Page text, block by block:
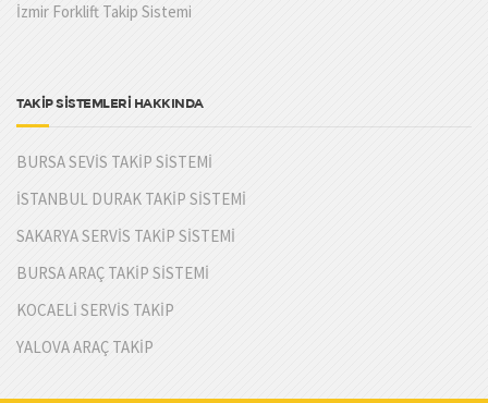
İzmir Forklift Takip Sistemi
TAKİP SİSTEMLERİ HAKKINDA
BURSA SEVİS TAKİP SİSTEMİ
İSTANBUL DURAK TAKİP SİSTEMİ
SAKARYA SERVİS TAKİP SİSTEMİ
BURSA ARAÇ TAKİP SİSTEMİ
KOCAELİ SERVİS TAKİP
YALOVA ARAÇ TAKİP